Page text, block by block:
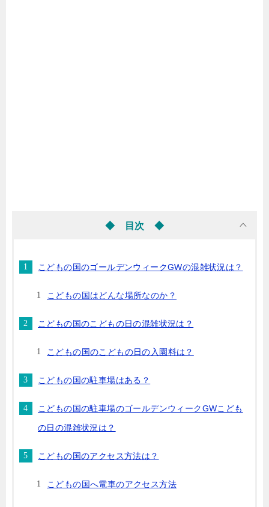
◆ 目次 ◆
こどもの国のゴールデンウィークGWの混雑状況は？
こどもの国はどんな場所なのか？
こどもの国のこどもの日の混雑状況は？
こどもの国のこどもの日の入園料は？
こどもの国の駐車場はある？
こどもの国の駐車場のゴールデンウィークGWこども
の日の混雑状況は？
こどもの国のアクセス方法は？
こどもの国へ電車のアクセス方法